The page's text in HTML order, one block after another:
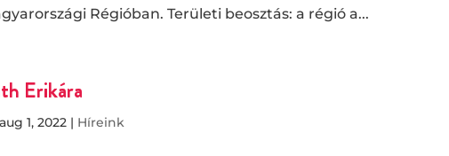
Régióban. Területi beosztás: a régió a...
Erikára
aug 1, 2022 | Híreink